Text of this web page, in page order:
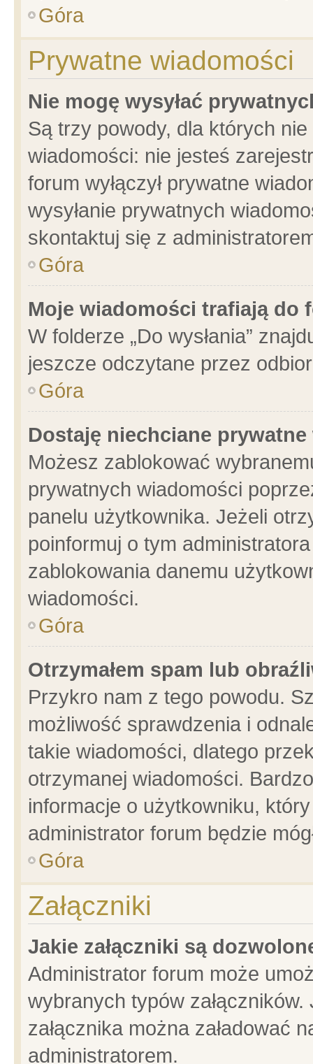
Góra
Prywatne wiadomości
Nie mogę wysyłać
Są trzy powody, dla których
wiadomości: nie jesteś
forum wyłączył prywatne
wysyłanie prywatnych
skontaktuj się z
Góra
Moje wiadomości trafiają do
W folderze „Do wysłania”
jeszcze odczytane przez
Góra
Dostaję niechciane
Możesz zablokować
prywatnych wiadomości
panelu użytkownika. Jeżeli
poinformuj o tym
zablokowania danemu
wiadomości.
Góra
Otrzymałem spam lub
Przykro nam z tego powodu.
możliwość sprawdzenia i
takie wiadomości, dlatego
otrzymanej wiadomości.
informacje o użytkowniku,
administrator forum będzie
Góra
Załączniki
Jakie załączniki są
Administrator forum może
wybranych typów
załącznika można załadować
administratorem.